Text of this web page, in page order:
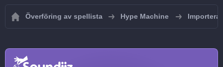
Överföring av spellista Hype Machine